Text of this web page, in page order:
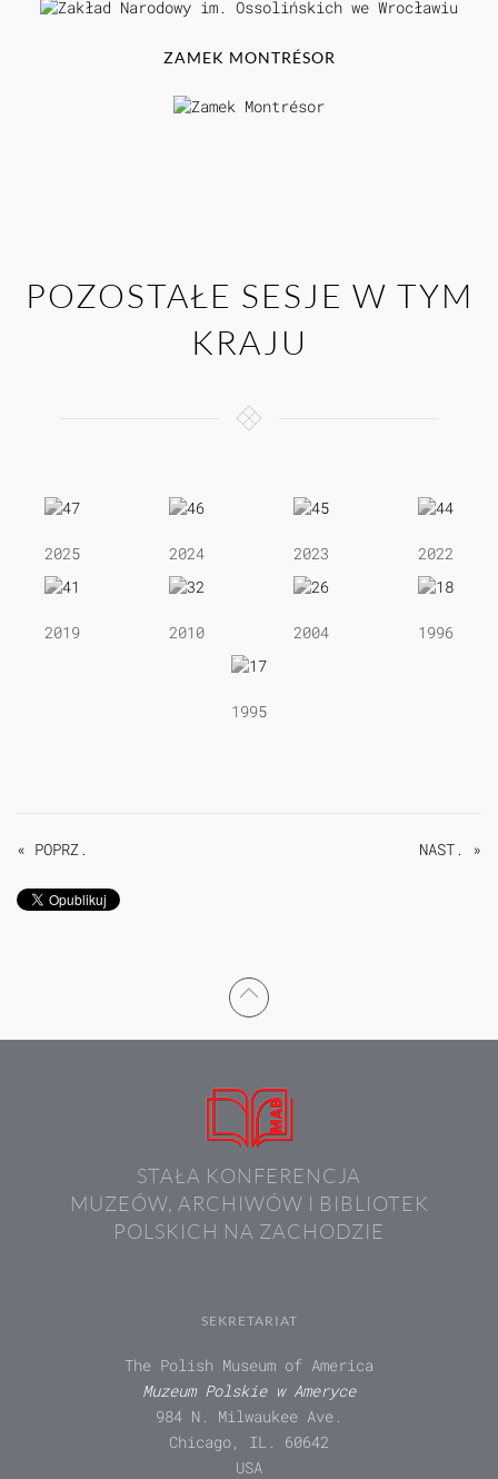
ZAMEK MONTRÉSOR
POZOSTAŁE SESJE W TYM
KRAJU
2025 2024 2023 2022
2019 2010 2004 1996
1995
« POPRZ. NAST. »
STAŁA KONFERENCJA
MUZEÓW, ARCHIWÓW I BIBLIOTEK
POLSKICH NA ZACHODZIE
SEKRETARIAT
The Polish Museum of America
Muzeum Polskie w Ameryce
984 N. Milwaukee Ave.
Chicago, IL. 60642
USA